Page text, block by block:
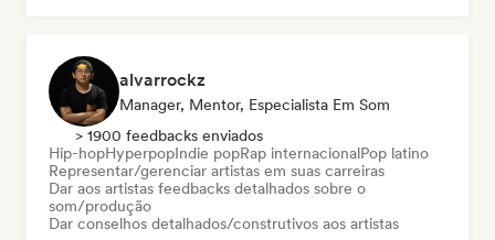
alvarrockz
Manager, Mentor, Especialista Em Som
> 1900 feedbacks enviados
Hip-hopHyperpopIndie popRap internacionalPop latino
Representar/gerenciar artistas em suas carreiras
Dar aos artistas feedbacks detalhados sobre o
som/produção
Dar conselhos detalhados/construtivos aos artistas